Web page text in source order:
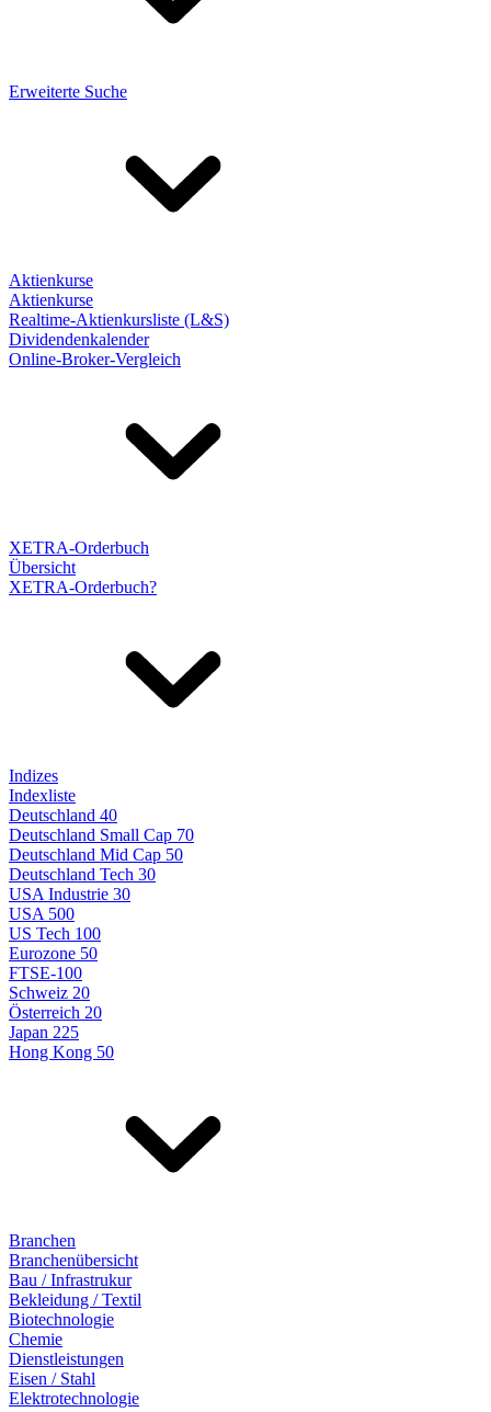
Erweiterte Suche
Aktienkurse
Aktienkurse
Realtime-Aktienkursliste (L&S)
Dividendenkalender
Online-Broker-Vergleich
XETRA-Orderbuch
Übersicht
XETRA-Orderbuch?
Indizes
Indexliste
Deutschland 40
Deutschland Small Cap 70
Deutschland Mid Cap 50
Deutschland Tech 30
USA Industrie 30
USA 500
US Tech 100
Eurozone 50
FTSE-100
Schweiz 20
Österreich 20
Japan 225
Hong Kong 50
Branchen
Branchenübersicht
Bau / Infrastrukur
Bekleidung / Textil
Biotechnologie
Chemie
Dienstleistungen
Eisen / Stahl
Elektrotechnologie